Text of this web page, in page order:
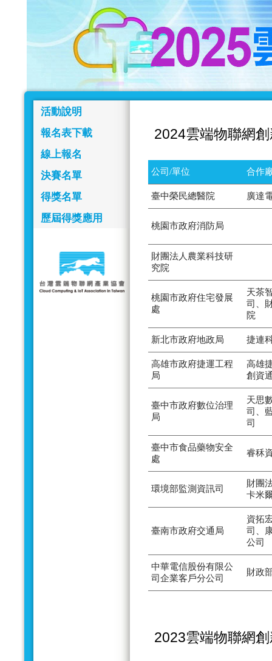
活動說明
報名表下載
線上報名
決賽名單
得獎名單
歷屆得獎應用
2024雲端物聯網
公司/單位 合作
臺中榮民總醫院 廣達
桃園市政府消防局
財團法人農業科技研
究院
桃園市政府住宅發展
處
天茶
司、
院
新北市政府地政局 捷連
高雄市政府捷運工程
局
高雄
創資
臺中市政府數位治理
局
天思
司、
司
臺中市食品藥物安全
處
睿秝
環境部監測資訊司
財團
卡米
臺南市政府交通局
資拓
司、
公司
中華電信股份有限公
司企業客戶分公司
財政
2023雲端物聯網